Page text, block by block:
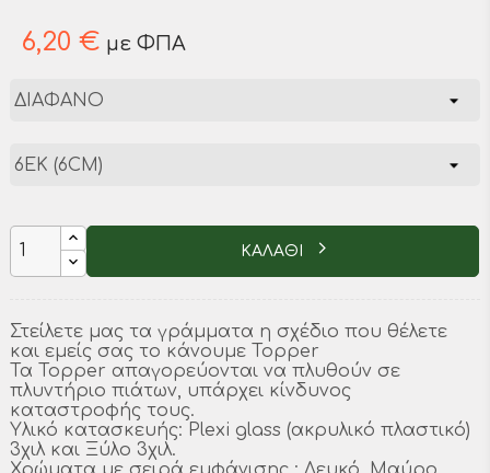
6,20 € με ΦΠΑ
ΚΑΛΑΘΙ
Στείλετε μας τα γράμματα η σχέδιο που θέλετε
και εμείς σας το κάνουμε Topper
Τα Topper απαγορεύονται να πλυθούν σε
πλυντήριο πιάτων, υπάρχει κίνδυνος
καταστροφής τους.
Υλικό κατασκευής: Plexi glass (ακρυλικό πλαστικό)
3χιλ και Ξύλο 3χιλ.